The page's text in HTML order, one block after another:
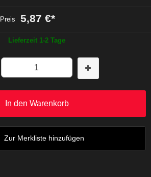
Preis 5,87 €*
Lieferzeit 1-2 Tage
In den Warenkorb
Zur Merkliste hinzufügen